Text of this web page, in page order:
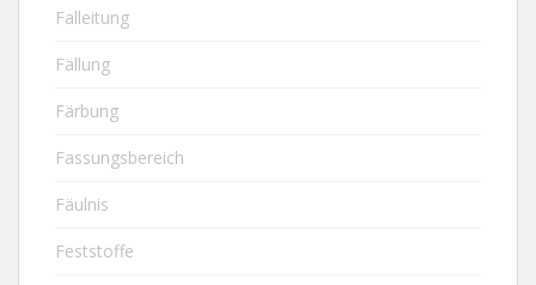
Falleitung
Fällung
Färbung
Fassungsbereich
Fäulnis
Feststoffe